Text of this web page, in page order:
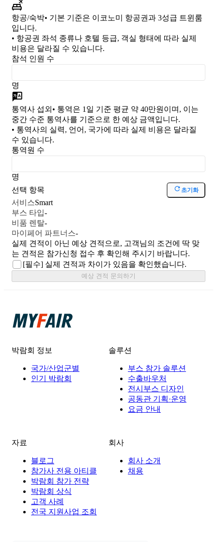
항공/숙박• 기본 기준은 이코노미 항공권과 3성급 트윈룸
입니다.
• 항공권 좌석 종류나 호텔 등급, 객실 형태에 따라 실제
비용은 달라질 수 있습니다.
참석 인원 수
명
통역사 섭외 • 통역은 1일 기준 평균 약 40만원이며, 이는
중간 수준 통역사를 기준으로 한 예상 금액입니다.
• 통역사의 실력, 언어, 국가에 따라 실제 비용은 달라질
수 있습니다.
통역원 수
명
선택 항목
초기화
서비스Smart
부스 타입-
비품 렌탈-
마이페어 파트너스-
실제 견적이 아닌 예상 견적으로, 고객님의 조건에 딱 맞
는 견적은 참가신청 접수 후 확인해 주시기 바랍니다.
[필수] 실제 견적과 차이가 있음을 확인했습니다.
예상 견적 문의하기
박람회 정보
국가/산업군별
인기 박람회
솔루션
부스 참가 솔루션
수출바우처
전시부스 디자인
공동관 기획·운영
요금 안내
자료
블로그
참가사 전용 아티클
박람회 참가 전략
박람회 상식
고객 사례
전국 지원사업 조회
회사
회사 소개
채용